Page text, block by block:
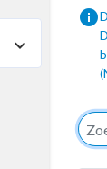
info